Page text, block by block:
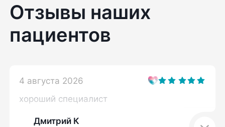
Отзывы наших
пациентов
4 августа 2026
хороший специалист
Дмитрий К